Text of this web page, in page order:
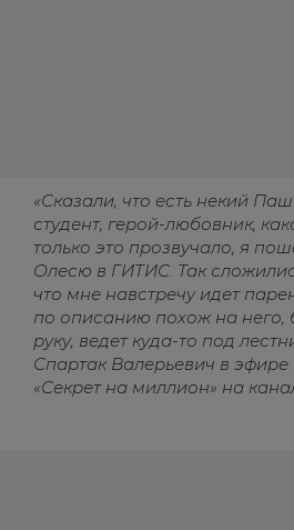
«Сказали, что есть некий
студент, герой-любовник,
только это прозвучало, я
Олесю в ГИТИС. Так
что мне навстречу идет
по описанию похож на него,
руку, ведет куда-то под
Спартак Валерьевич в
«Секрет на миллион» на